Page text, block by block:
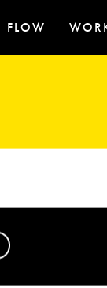
FLOW